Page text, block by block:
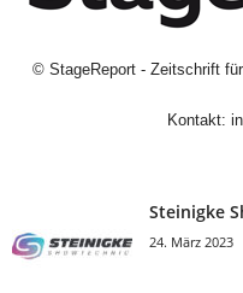
© StageReport - Zeitschrift
Kontakt:
Steinigke
24. März 2023